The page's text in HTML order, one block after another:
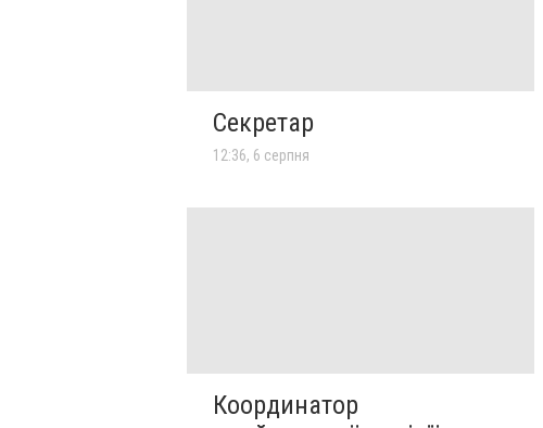
Секретар
12:36, 6 серпня
Координатор